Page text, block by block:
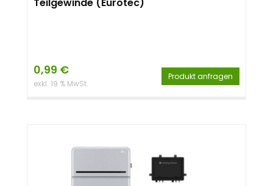
0,99 €
exkl. 19 % MwSt.
Produkt anfragen